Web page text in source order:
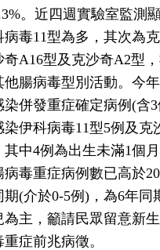
。近四週實驗室監測
病毒11型為多，其次為克
奇A16型及克沙奇A2型
他腸病毒型別活動。今
染併發重症確定病例(含
染伊科病毒11型5例及克
其中4例為出生未滿1個
病毒重症病例數已高於
期(介於0-5例)，為6年同
為主，籲請民眾留意新
症前兆病徵。